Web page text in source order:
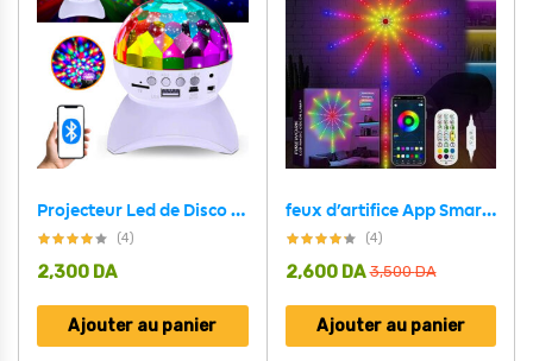
Projecteur Led de Disco RGB intelligente décoration Chambre à coucher
(4)
2,300 DA
Ajouter au panier
feux d’artifice App Smart Control IC Led RGB Light décoration de la maison
(4)
3,500DA
2,600 DA
Ajouter au panier